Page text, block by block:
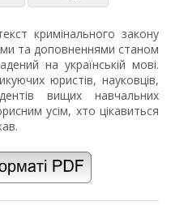
кримінального закону
та доповненнями станом
на українській мові.
юристів, науковців,
вищих навчальних
усім, хто цікавиться